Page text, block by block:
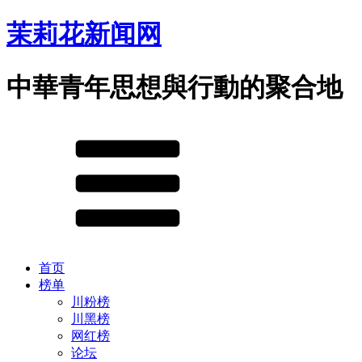
茉莉花新闻网
中華青年思想與行動的聚合地
首页
榜单
川粉榜
川黑榜
网红榜
论坛